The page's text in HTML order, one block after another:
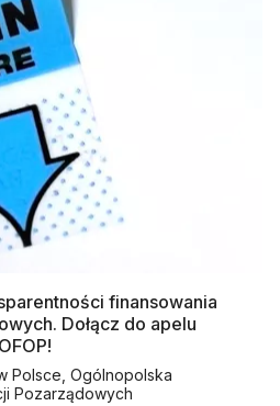
finansowania
Dołącz do apelu
Polsce, Ogólnopolska
Pozarządowych